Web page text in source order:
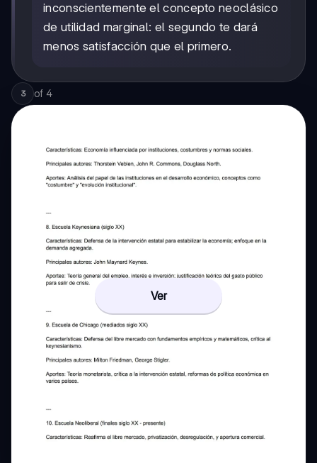
inconscientemente el concepto neoclásico
de utilidad marginal: el segundo te dará
menos satisfacción que el primero.
3 of 4
Ver